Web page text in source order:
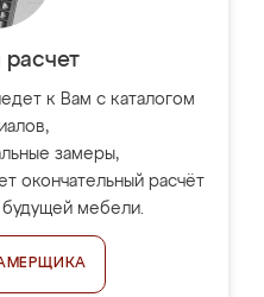
к Вам с каталогом
замеры,
окончательный расчёт
мебели.